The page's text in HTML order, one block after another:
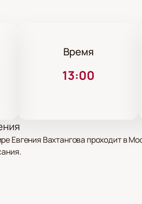
Время
13:00
Евгения Вахтангова проходит в
адресу: Денежный переулок, дом